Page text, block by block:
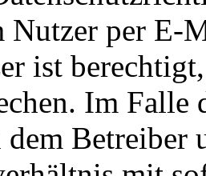
Nutzer per E-
ist
Im Falle
Betreiber